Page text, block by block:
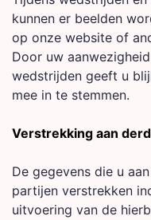
kunnen er beelden
op onze website of
Door uw
wedstrijden geeft u
mee in te stemmen.
Verstrekking aan
De gegevens die u
partijen verstrekken
uitvoering van de